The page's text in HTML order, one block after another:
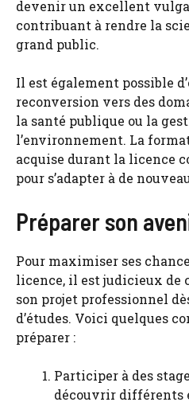
devenir un excellent
contribuant à rendre la
grand public.
Il est également possible
reconversion vers des
la santé publique ou la
l’environnement. La
acquise durant la licence
pour s’adapter à de
Préparer son
Pour maximiser ses
licence, il est judicieux de
son projet professionnel
d’études. Voici quelques
préparer :
Participer à des
découvrir différents